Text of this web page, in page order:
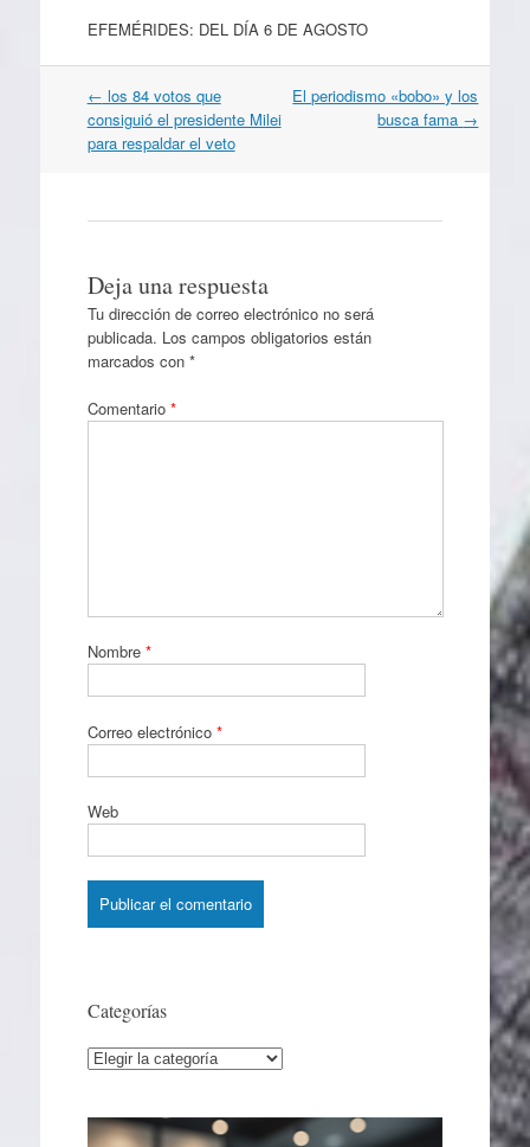
EFEMÉRIDES: DEL DÍA 6 DE AGOSTO
Navegación
por
artículos
← los 84 votos que
consiguió el presidente Milei
para respaldar el veto
El periodismo «bobo» y los
busca fama →
Deja una respuesta
Tu dirección de correo electrónico no será
publicada. Los campos obligatorios están
marcados con *
Comentario *
Nombre *
Correo electrónico *
Web
Categorías
Categorías